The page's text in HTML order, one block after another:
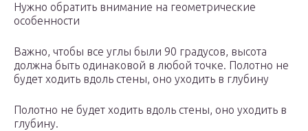
Нужно обратить внимание на геометрические
особенности
Важно, чтобы все углы были 90 градусов, высота
должна быть одинаковой в любой точке. Полотно не
будет ходить вдоль стены, оно уходить в глубину
Полотно не будет ходить вдоль стены, оно уходить в
глубину.